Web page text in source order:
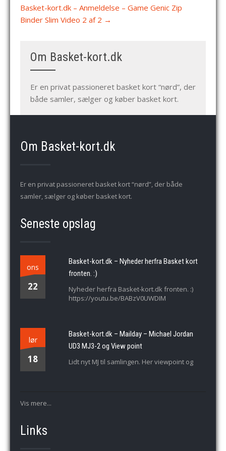
Basket-kort.dk – Anmeldelse – Game Genic Zip
Binder Slim Video 2 af 2 →
Om Basket-kort.dk
Er en privat passioneret basket kort “nørd”, der
både samler, sælger og køber basket kort.
Om Basket-kort.dk
Er en privat passioneret basket kort “nørd”, der både
samler, sælger og køber basket kort.
Seneste opslag
ons
22
Basket-kort.dk – Nyheder herfra Basket kort
fronten. :)
Nyheder herfra Basket-kort.dk fronten. :)
https://youtu.be/BABzV0UWDIM
lør
18
Basket-kort.dk – Mailday – Michael Jordan
UD3 MJ3-2 og View point
Lidt nyt MJ til samlingen. Her viewpoint og
Vis mere...
Links